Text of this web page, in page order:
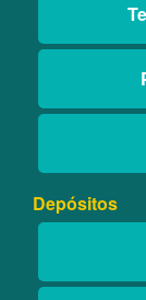
Depósitos